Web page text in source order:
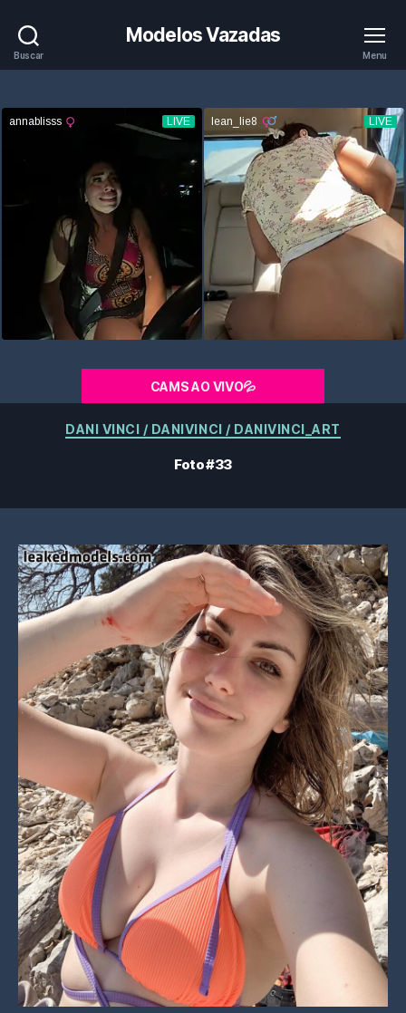
Buscar
Modelos Vazadas
Menu
CAMS AO VIVO💦
Categorias
DANI VINCI / DANIVINCI / DANIVINCI_ART
Foto #33